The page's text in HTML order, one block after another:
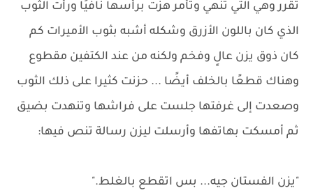
تقرر وهي التي تنهي وتأمر هزت برأسها نافيًا ورأت الثوب
الذي كان باللون الأزرق وشكله أشبه بثوب الأميرات كم
كان ذوق يزن عالٍ وفخم ولكنه من عند الكتفين مقطوع
وهناك قطعًا بالخلف أيضًا ... حزنت كثيرا على ذلك الثوب
وصعدت إلى غرفتها جلست على فراشها وتنهدت بضيق
ثم أمسكت بهاتفها وأرسلت ليزن رسالة تنص فيها:
"يزن الفستان جيه... بس اتقطع بالغلط."